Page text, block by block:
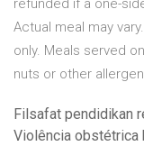
refunded if a one-
Actual meal may
only. Meals served
nuts or other
Filsafat pendidikan
Violência obstétrica